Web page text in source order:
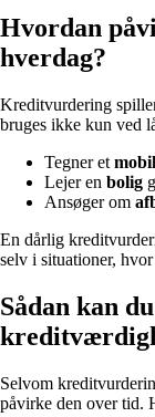
Hvordan
hverdag?
Kreditvurdering
bruges ikke kun ved
Tegner et
Lejer en bolig
Ansøger om
En dårlig
selv i situationer,
Sådan kan
Selvom
påvirke den over tid.